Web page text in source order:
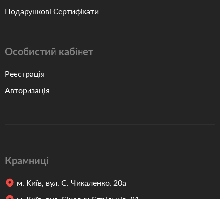
Подарункові Сертифікати
Особистий кабінет
Реєстрація
Авторизація
Крамниці
м. Київ, вул. Є. Чикаленко, 20а